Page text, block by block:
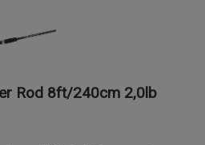
Rod 8ft/240cm 2,0lb